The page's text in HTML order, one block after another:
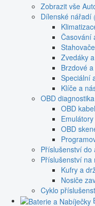
Zobrazit vše
Dílenské nářadí
Časování
Zvedáky
Brzdové
Speciální
Klíče a
OBD
OBD
OBD
Příslušenství do
Příslušenství na
Kufry a
Nosiče
Cyklo